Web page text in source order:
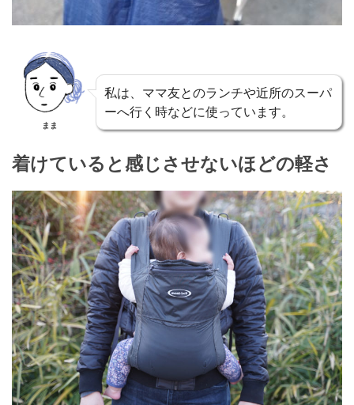
まま
私は、ママ友とのランチや近所のスーパ
ーへ行く時などに使っています。
着けていると感じさせないほどの軽さ